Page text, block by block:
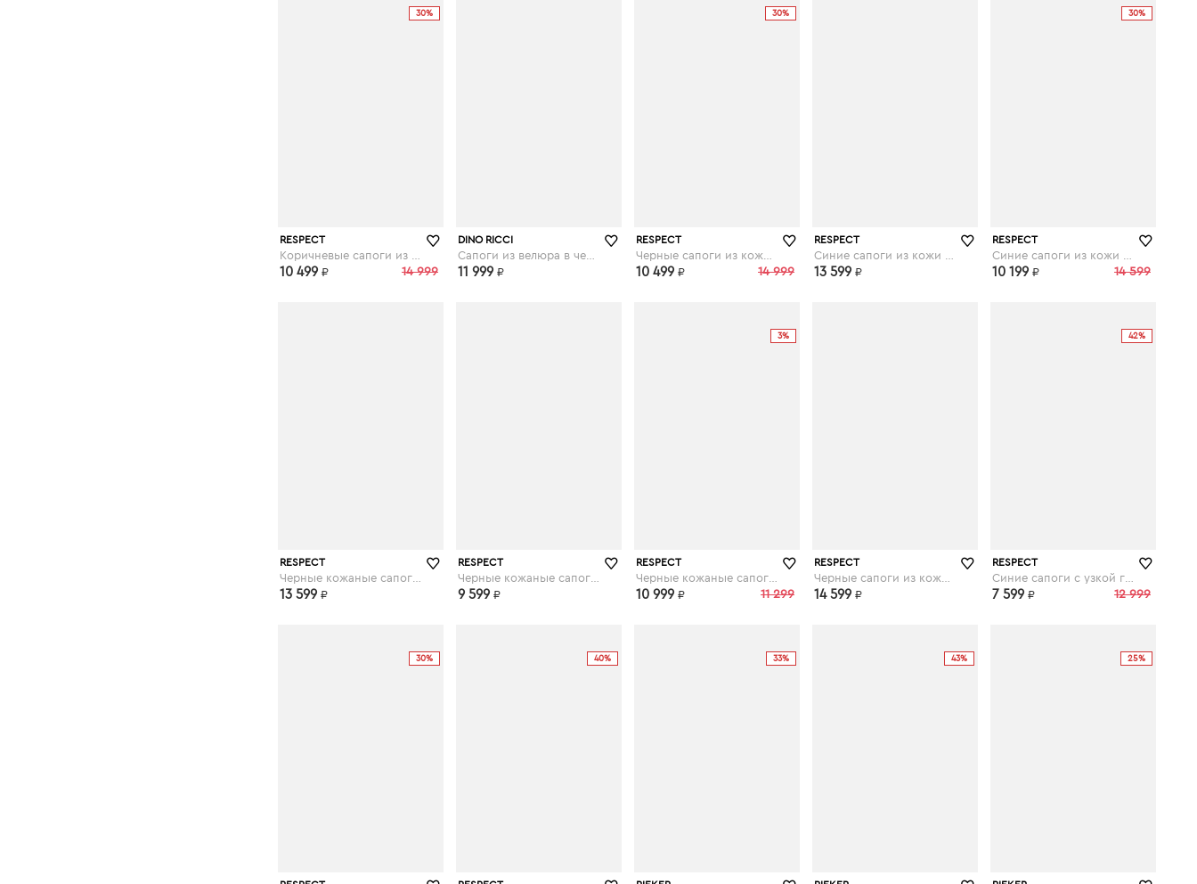
30%
respect-shoes.ru
RESPECT
14 999
10 499 ₽
respect-shoes.ru
DINO RICCI
11 999 ₽
30%
respect-shoes.ru
RESPECT
14 999
10 499 ₽
respect-shoes.ru
RESPECT
13 599 ₽
30%
respect-shoes.ru
RESPECT
14 599
10 199 ₽
respect-shoes.ru
RESPECT
13 599 ₽
respect-shoes.ru
RESPECT
9 599 ₽
3%
respect-shoes.ru
RESPECT
11 299
10 999 ₽
respect-shoes.ru
RESPECT
14 599 ₽
42%
respect-shoes.ru
RESPECT
12 999
7 599 ₽
30% 40% 33% 43% 25%